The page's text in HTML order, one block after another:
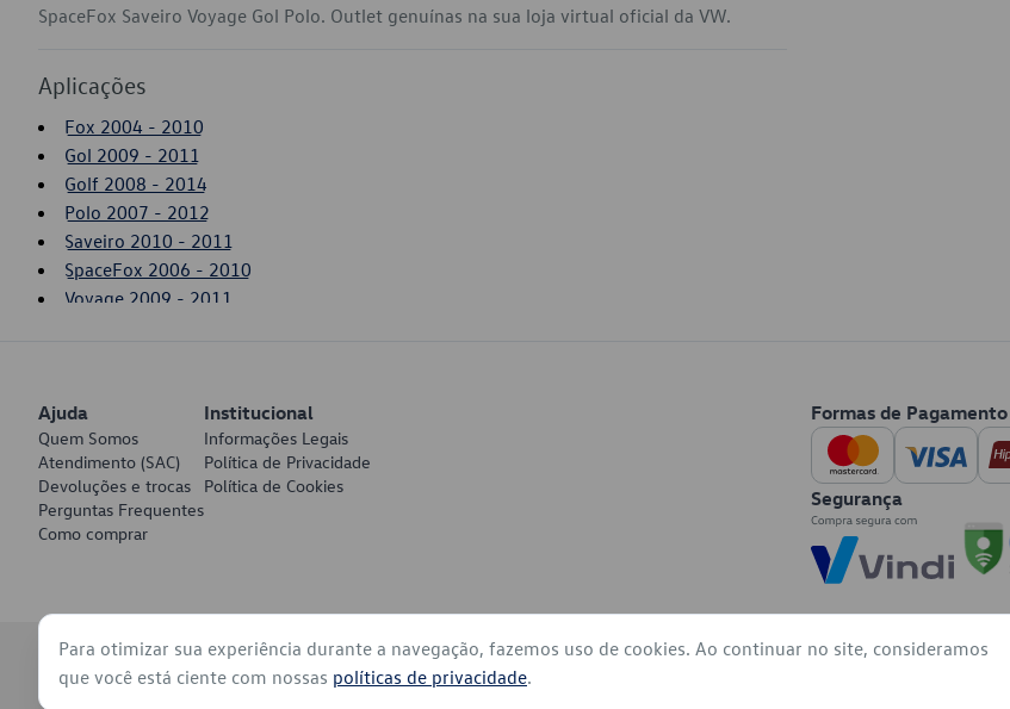
SpaceFox Saveiro Voyage Gol Polo. Outlet genuínas na sua loja virtual oficial da VW.
Aplicações
Fox 2004 - 2010
Gol 2009 - 2011
Golf 2008 - 2014
Polo 2007 - 2012
Saveiro 2010 - 2011
SpaceFox 2006 - 2010
Voyage 2009 - 2011
Ajuda
Quem Somos
Atendimento (SAC)
Devoluções e trocas
Perguntas Frequentes
Como comprar
Institucional
Informações Legais
Política de Privacidade
Política de Cookies
Formas de Pagamento
Segurança
© 2026 - Volkswagen do Brasil - Todos os direitos reservados
Para otimizar sua experiência durante a navegação, fazemos uso de cookies. Ao continuar no site, consideramos
que você está ciente com nossas políticas de privacidade.